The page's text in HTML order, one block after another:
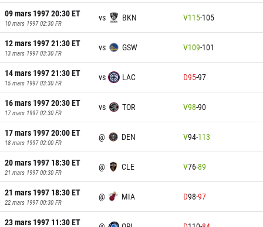
09 mars 1997 20:30ET
10 mars 1997 02:30 FR
vs BKN V115-105
12 mars 1997 21:30ET
13 mars 1997 03:30 FR
vs GSW V109-101
14 mars 1997 21:30ET
15 mars 1997 03:30 FR
vs LAC D95-97
16 mars 1997 20:30ET
17 mars 1997 02:30 FR
vs TOR V98-90
17 mars 1997 20:00ET
18 mars 1997 02:00 FR
@ DEN V94-113
20 mars 1997 18:30ET
21 mars 1997 00:30 FR
@ CLE V76-89
21 mars 1997 18:30ET
22 mars 1997 00:30 FR
@ MIA D98-97
23 mars 1997 11:30ET